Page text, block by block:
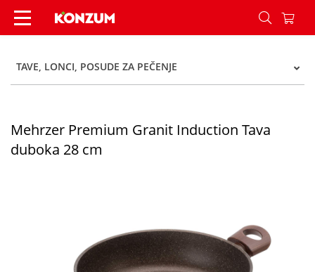
Mehrzer Premium Granit Induction Tava duboka
TAVE, LONCI, POSUDE ZA PEČENJE
Mehrzer Premium Granit Induction Tava
duboka 28 cm